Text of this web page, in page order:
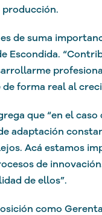
de suma
Escondida.
forma real al
que “en el
adaptación
Acá estamos
de
de ellos”.
como